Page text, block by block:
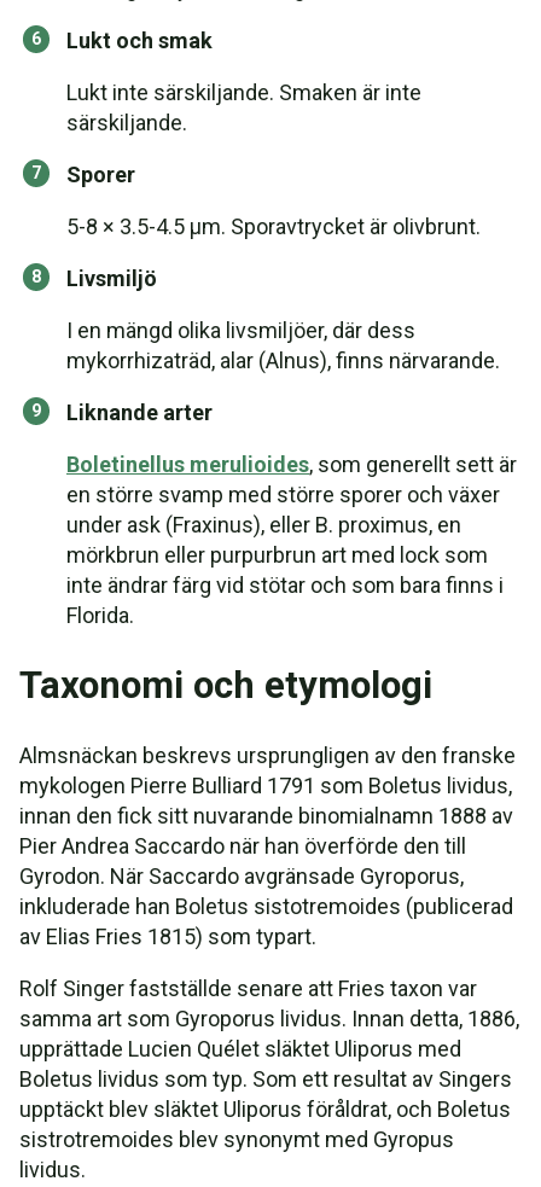
Lukt och smak
Lukt inte särskiljande. Smaken är inte
särskiljande.
Sporer
5-8 × 3.5-4.5 μm. Sporavtrycket är olivbrunt.
Livsmiljö
I en mängd olika livsmiljöer, där dess
mykorrhizaträd, alar (Alnus), finns närvarande.
Liknande arter
Boletinellus merulioides, som generellt sett är
en större svamp med större sporer och växer
under ask (Fraxinus), eller B. proximus, en
mörkbrun eller purpurbrun art med lock som
inte ändrar färg vid stötar och som bara finns i
Florida.
Taxonomi och etymologi
Almsnäckan beskrevs ursprungligen av den franske
mykologen Pierre Bulliard 1791 som Boletus lividus,
innan den fick sitt nuvarande binomialnamn 1888 av
Pier Andrea Saccardo när han överförde den till
Gyrodon. När Saccardo avgränsade Gyroporus,
inkluderade han Boletus sistotremoides (publicerad
av Elias Fries 1815) som typart.
Rolf Singer fastställde senare att Fries taxon var
samma art som Gyroporus lividus. Innan detta, 1886,
upprättade Lucien Quélet släktet Uliporus med
Boletus lividus som typ. Som ett resultat av Singers
upptäckt blev släktet Uliporus föråldrat, och Boletus
sistrotremoides blev synonymt med Gyropus
lividus.